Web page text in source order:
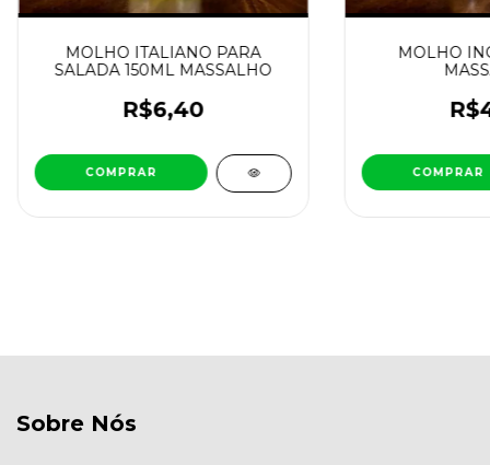
MOLHO ITALIANO PARA
SALADA 150ML MASSALHO
R$6,40
MOLHO
Sobre Nós